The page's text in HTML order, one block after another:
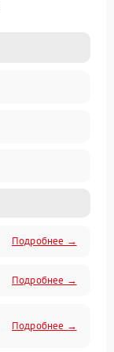
Подробнее →
Подробнее →
Подробнее →